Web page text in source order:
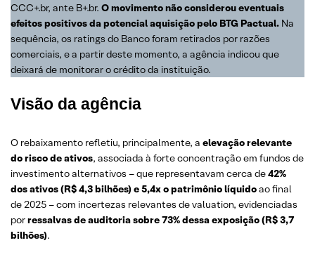
CCC+.br, ante B+.br. O movimento não considerou eventuais
efeitos positivos da potencial aquisição pelo BTG Pactual. Na
sequência, os ratings do Banco foram retirados por razões
comerciais, e a partir deste momento, a agência indicou que
deixará de monitorar o crédito da instituição.
Visão da agência
O rebaixamento refletiu, principalmente, a elevação relevante
do risco de ativos, associada à forte concentração em fundos de
investimento alternativos – que representavam cerca de42%
dos ativos (R$ 4,3 bilhões) e 5,4x o patrimônio líquidoao final
de 2025 – com incertezas relevantes de valuation, evidenciadas
porressalvas de auditoria sobre 73% dessa exposição (R$ 3,7
bilhões).